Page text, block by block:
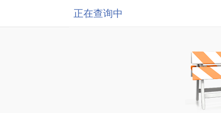
正在查询中